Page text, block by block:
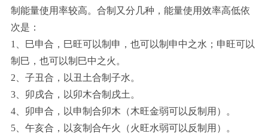
制能量使用率较高。合制又分几种，能量使用效率高低依
次是：
1、巳申合，巳旺可以制申，也可以制申中之水；申旺可以
制巳，也可以制巳中之火。
2、子丑合，以丑土合制子水。
3、卯戌合，以卯木合制戌土。
4、卯申合，以申制合卯木（木旺金弱可以反制用）。
5、午亥合，以亥制合午火（火旺水弱可以反制用）。